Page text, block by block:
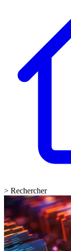
> Rechercher